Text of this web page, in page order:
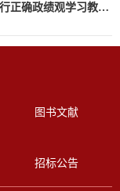
开封智慧健康职业学院举办树立和践行正确政绩观学习教育读书班
图书文献
招标公告